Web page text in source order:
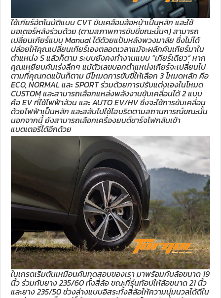
ใช้เกียร์อัตโนมัติแบบ CVT ขับเคลื่อนล้อหน้าเป็นหลัก และใช้
มอเตอร์หลังร่วมด้วย (ตามสภาพการขับขี่ขณะนั้นๆ) สามารถ
เปลี่ยนเกียร์แบบ Manual ได้ด้วยแป้นหลังพวงมาลัย ซึ่งไม่ได้
ปล่อยให้คุณเปลี่ยนเกียร์เองตลอดเวลาแม้จะผลักคันเกียร์มาใน
ตำแหน่ง S แล้วก็ตาม ระบบยังคงทำงานแบบ “เกียร์เดียว” หาก
คุณเหยียบคันเร่งลึกๆ แม้ตัวเลขบอกตำแหน่งเกียร์จะเปลี่ยนไป
ตามที่คุณกดแป้นก็ตาม มีโหมดการขับขี่ให้เลือก 3 โหมดหลัก คือ
ECO, NORMAL และ SPORT ร่วมด้วยการปรับแต่งเองในโหมด
CUSTOM และสามารถเลือกแหล่งพลังงานขับเคลื่อนได้ 2 แบบ
คือ EV ที่ใช้ไฟฟ้าล้วน และ AUTO EV/HV ซึ่งจะใช้การขับเคลื่อน
ด้วยไฟฟ้าเป็นหลัก และสลับไปใช้ไฮบริดตามสถานการณ์ขณะนั้น
นอกจากนี้ ยังสามารถเลือกเครื่องยนต์ชาร์จไฟกลับเข้า
แบตเตอรี่ได้อีกด้วย
ในเกรดเริ่มต้นเหมือนคันทดสอบของเรา มาพร้อมกับล้อขนาด 19
นิ้ว ร่วมกับยาง 235/60 ทั้งสี่ล้อ ขณะที่รุ่นท้อปให้ล้อขนาด 21 นิ้ว
และยาง 235/50 ช่วงล่างแบบอิสระทั้งสี่ล้อให้ความนุ่มนวลได้ดีใน